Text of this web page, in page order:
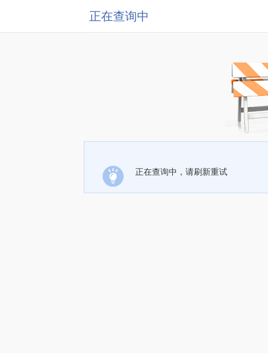
正在查询中
正在查询中，请刷新重试